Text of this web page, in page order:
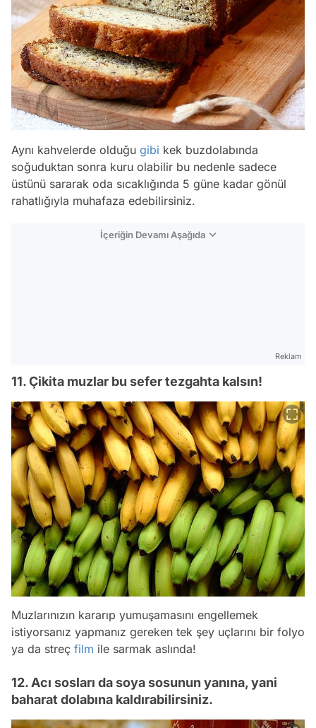
Aynı kahvelerde olduğu gibi kek buzdolabında
soğuduktan sonra kuru olabilir bu nedenle sadece
üstünü sararak oda sıcaklığında 5 güne kadar gönül
rahatlığıyla muhafaza edebilirsiniz.
İçeriğin Devamı Aşağıda
Reklam
11. Çikita muzlar bu sefer tezgahta kalsın!
Muzlarınızın kararıp yumuşamasını engellemek
istiyorsanız yapmanız gereken tek şey uçlarını bir folyo
ya da streç film ile sarmak aslında!
12. Acı sosları da soya sosunun yanına, yani
baharat dolabına kaldırabilirsiniz.